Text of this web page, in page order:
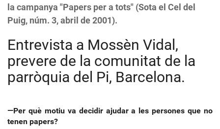
la campanya "Papers per a tots" (Sota el Cel del
Puig, núm. 3, abril de 2001).
Entrevista a Mossèn Vidal,
prevere de la comunitat de la
parròquia del Pi, Barcelona.
—Per què motiu va decidir ajudar a les persones que no
tenen papers?